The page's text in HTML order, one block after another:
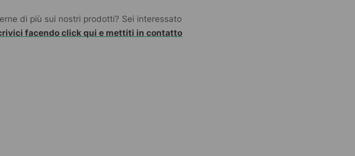
di più sui nostri prodotti? Sei interessato
facendo click qui e mettiti in contatto